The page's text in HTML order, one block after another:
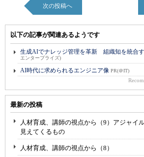
次の投稿へ
以下の記事が関連あるようです
生成AIでナレッジ管理を革新 組織知を統合
エンタープライズ)
AI時代に求められるエンジニア像 PR(＠IT)
最新の投稿
人材育成、講師の視点から（9）アジャイ
見えてくるもの
人材育成、講師の視点から（8）